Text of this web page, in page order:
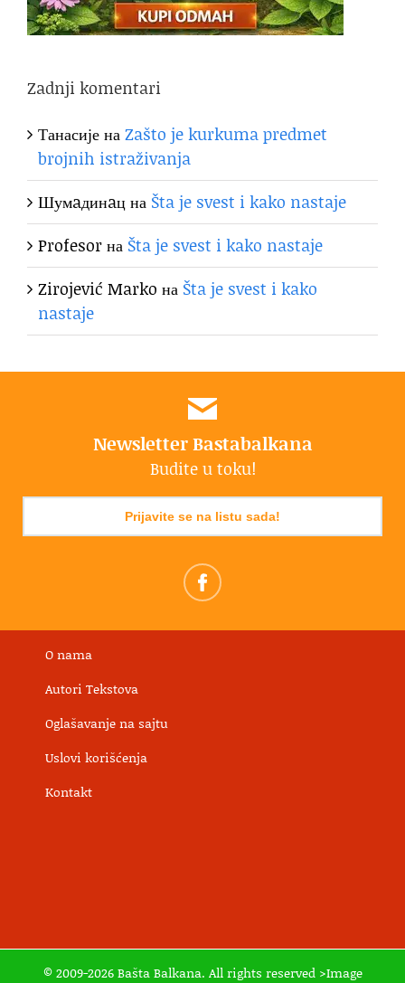
Zadnji komentari
ТанасијенаZašto je kurkuma predmet
brojnih istraživanja
Шумaдинaцна Šta je svest i kako nastaje
Profesorна Šta je svest i kako nastaje
Zirojević Marko на Šta je svest i kako
nastaje
Newsletter Bastabalkana
Budite u toku!
Prijavite se na listu sada!
O nama
Autori Tekstova
Oglašavanje na sajtu
Uslovi korišćenja
Kontakt
© 2009-2026 Bašta Balkana. All rights reserved >Image